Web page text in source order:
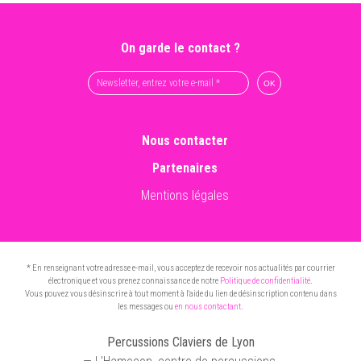
On garde le contact ?
Nous contacter
Partenaires
Mentions légales
* En renseignant votre adresse e-mail, vous acceptez de recevoir nos actualités par courrier
électronique et vous prenez connaissance de notre Politique de confidentialité.
Vous pouvez vous désinscrire à tout moment à l'aide du lien de désinscription contenu dans
les messages ou en nous contactant.
Percussions Claviers de Lyon